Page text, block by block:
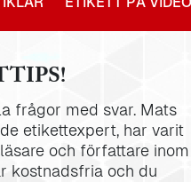
frågor med svar. Mats
etikettexpert, har varit
och författare inom
kostnadsfria och du